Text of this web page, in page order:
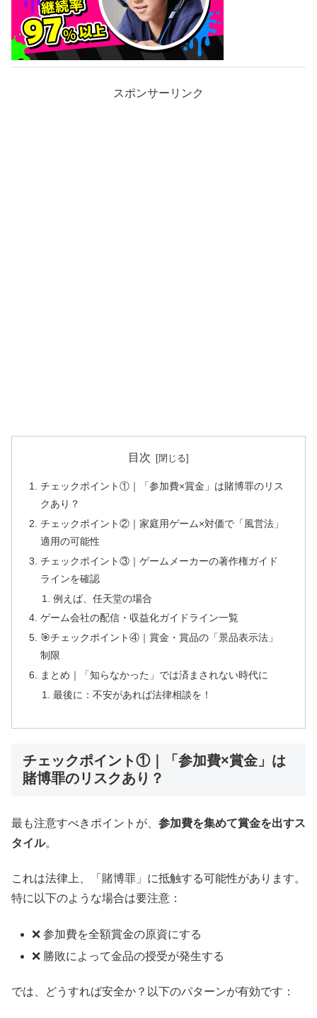
スポンサーリンク
目次
チェックポイント①｜「参加費×賞金」は賭博罪のリス
クあり？
チェックポイント②｜家庭用ゲーム×対価で「風営法」
適用の可能性
チェックポイント③｜ゲームメーカーの著作権ガイド
ラインを確認
例えば、任天堂の場合
ゲーム会社の配信・収益化ガイドライン一覧
🎯チェックポイント④｜賞金・賞品の「景品表示法」
制限
まとめ｜「知らなかった」では済まされない時代に
最後に：不安があれば法律相談を！
チェックポイント①｜「参加費×賞金」は
賭博罪のリスクあり？
最も注意すべきポイントが、 参加費を集めて賞金を出すス
タイル。
これは法律上、「賭博罪」に抵触する可能性があります。
特に以下のような場合は要注意：
❌ 参加費を全額賞金の原資にする
❌ 勝敗によって金品の授受が発生する
では、どうすれば安全か？以下のパターンが有効です：